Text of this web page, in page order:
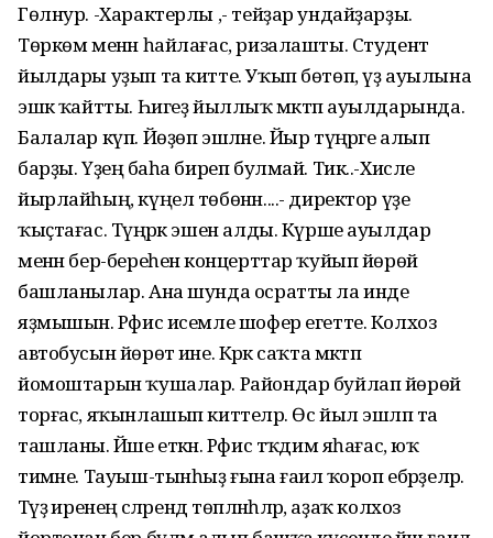
Гөлнур. -Характерлы ,- тейҙар ундайҙарҙы.
Төркөм менән һайлағас, ризалашты. Студент
йылдары уҙып та китте. Уҡып бөтөп, үҙ ауылына
эшкә ҡайтты. Һигеҙ йыллыҡ мәктәп ауылдарында.
Балалар күп. Йөҙөп эшләне. Йыр түңәрәге алып
барҙы. Үҙеңә баһа биреп булмай. Тик..-Хисле
йырлайһың, күңел төбөнән....- директор үҙе
ҡыҫтағас. Түңәрәк эшен алды. Күрше ауылдар
менән бер-береһенә концерттар ҡуйып йөрөй
башланылар. Ана шунда осратты ла инде
яҙмышын. Рәфис исемле шофер егетте. Колхоз
автобусын йөрөтә ине. Кәрәк саҡта мәктәп
йомоштарын ҡушалар. Райондар буйлап йөрөй
торғас, яҡынлашып киттеләр. Өс йыл эшләп та
ташланы. Йәше еткән. Рәфис тәҡдим яһағас, юҡ
тимәне. Тауыш-тынһыҙ ғына ғаилә ҡороп ебәрҙеләр.
Тәүҙә иренең әсәләрендә төпләнһәләр, аҙаҡ колхоз